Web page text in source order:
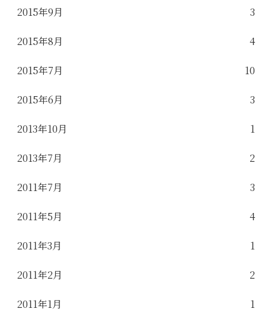
2015年9月 3
2015年8月 4
2015年7月 10
2015年6月 3
2013年10月 1
2013年7月 2
2011年7月 3
2011年5月 4
2011年3月 1
2011年2月 2
2011年1月 1